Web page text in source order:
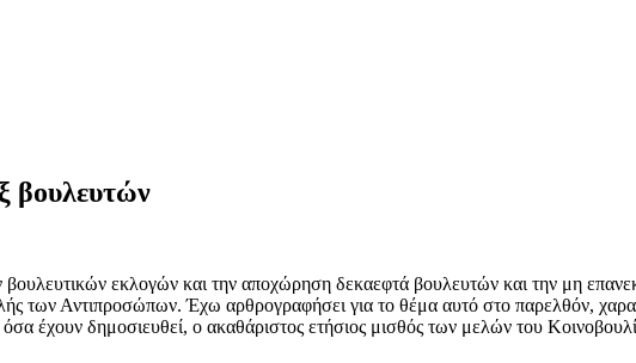
βουλευτών
εκλογών και την αποχώρηση δεκαεφτά βουλευτών και την μη
των Αντιπροσώπων. Έχω αρθρογραφήσει για το θέμα αυτό στο παρελθόν,
έχουν δημοσιευθεί, ο ακαθάριστος ετήσιος μισθός των μελών του